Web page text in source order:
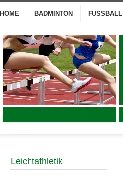
HOME BADMINTON FUSSBALL
Leichtathletik